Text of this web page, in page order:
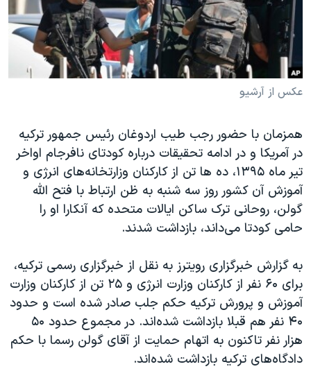
فرهنگ و زندگی
حقوق شهروندی
اقتصادی
علم و فناوری
گالری عکس
آرشیو پخش زنده
انتخابات ریاست جمهوری آمریکا ۲۰۲۴
حمله جمهوری اسلامی به اسرائیل
رمز مهسا
اعتراضات زن، زندگی، آزادی
مجموعه مستندهای دادخواهی
تریبونال مردمی آبان ۹۸
دادگاه حمید نوری
چهل سال گروگان‌گیری
قانون شفافیت دارائی کادر رهبری ایران
اعتراضات مردمی آبان ۹۸
اسرائیل در جنگ
نرگس محمدی برنده جایزه نوبل صلح
همایش محافظه‌کاران آمریکا «سی‌پک»
دنبال کنید
عکس از آرشیو
همزمان با حضور رجب طیب اردوغان رئیس جمهور ترکیه
در آمریکا و در ادامه تحقیقات درباره کودتای نافرجام اواخر
تیر ماه ۱۳۹۵، ده ها تن از کارکنان وزارتخانه‌های انرژی و
آموزش آن کشور روز سه شنبه به ظن ارتباط با فتح الله
گولن، روحانی ترک ساکن ایالات متحده که آنکارا او را
حامی کودتا می‌داند، بازداشت شدند.
به گزارش خبرگزاری رویترز به نقل از خبرگزاری رسمی ترکیه،
برای ۶۰ نفر از کارکنان وزارت انرژی و ۲۵ تن از کارکنان وزارت
آموزش و پرورش ترکیه حکم جلب صادر شده است و حدود
۴۰ نفر هم قبلا بازداشت شده‌اند. در مجموع حدود ۵۰
هزار نفر تاکنون به اتهام حمایت از آقای گولن رسما با حکم
دادگاه‌های ترکیه بازداشت شده‌اند.